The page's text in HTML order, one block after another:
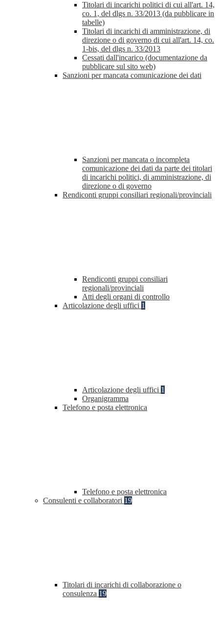
Titolari di incarichi politici di cui all'art. 14,
co. 1, del dlgs n. 33/2013 (da pubblicare in
tabelle)
Titolari di incarichi di amministrazione, di
direzione o di governo di cui all'art. 14, co.
1-bis, del dlgs n. 33/2013
Cessati dall'incarico (documentazione da
pubblicare sul sito web)
Sanzioni per mancata comunicazione dei dati
Sanzioni per mancata o incompleta
comunicazione dei dati da parte dei titolari
di incarichi politici, di amministrazione, di
direzione o di governo
Rendiconti gruppi consiliari regionali/provinciali
Rendiconti gruppi consiliari
regionali/provinciali
Atti degli organi di controllo
Articolazione degli uffici 1
Articolazione degli uffici 1
Organigramma
Telefono e posta elettronica
Telefono e posta elettronica
Consulenti e collaboratori 19
Titolari di incarichi di collaborazione o
consulenza 19